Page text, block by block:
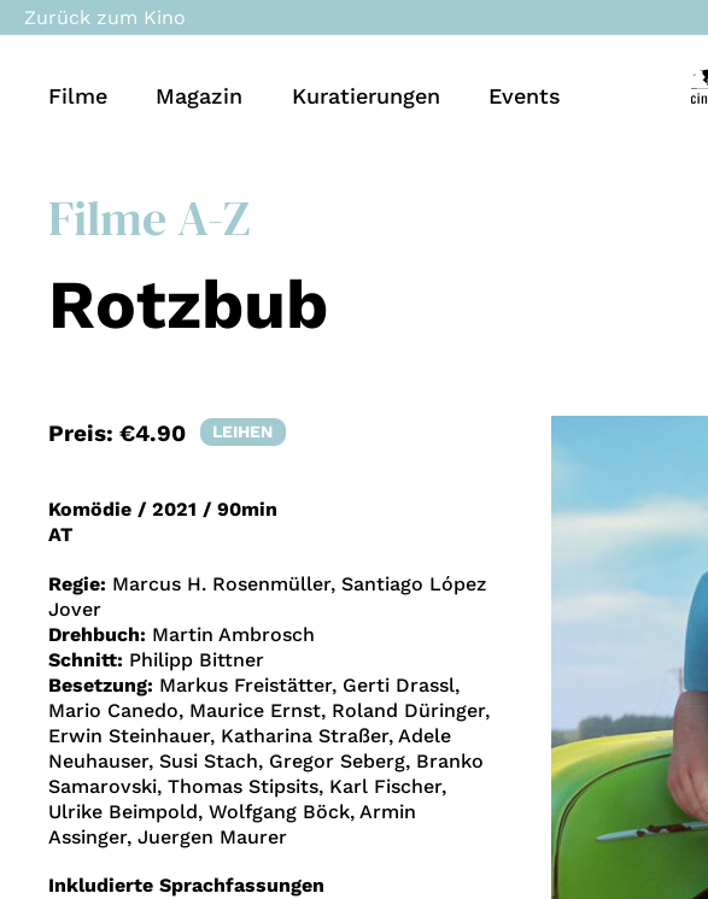
&
Zurück zum Kino
Filme Magazin Kuratierungen Events
Filme A-Z
Rotzbub
Preis: €4.90 LEIHEN
Komödie / 2021 / 90min
AT
Regie: Marcus H. Rosenmüller, Santiago López
Jover
Drehbuch: Martin Ambrosch
Schnitt: Philipp Bittner
Besetzung: Markus Freistätter, Gerti Drassl,
Mario Canedo, Maurice Ernst, Roland Düringer,
Erwin Steinhauer, Katharina Straßer, Adele
Neuhauser, Susi Stach, Gregor Seberg, Branko
Samarovski, Thomas Stipsits, Karl Fischer,
Ulrike Beimpold, Wolfgang Böck, Armin
Assinger, Juergen Maurer
Inkludierte Sprachfassungen